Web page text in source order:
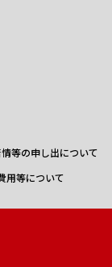
等の申し出について
用等について